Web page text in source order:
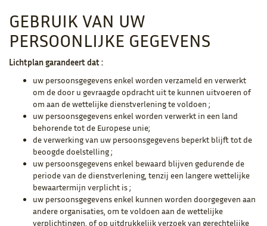
GEBRUIK VAN UW
PERSOONLIJKE GEGEVENS
Lichtplan garandeert dat :
uw persoonsgegevens enkel worden verzameld en verwerkt
om de door u gevraagde opdracht uit te kunnen uitvoeren of
om aan de wettelijke dienstverlening te voldoen ;
uw persoonsgegevens enkel worden verwerkt in een land
behorende tot de Europese unie;
de verwerking van uw persoonsgegevens beperkt blijft tot de
beoogde doelstelling ;
uw persoonsgegevens enkel bewaard blijven gedurende de
periode van de dienstverlening, tenzij een langere wettelijke
bewaartermijn verplicht is ;
uw persoonsgegevens enkel kunnen worden doorgegeven aan
andere organisaties, om te voldoen aan de wettelijke
verplichtingen, of op uitdrukkelijk verzoek van gerechtelijke